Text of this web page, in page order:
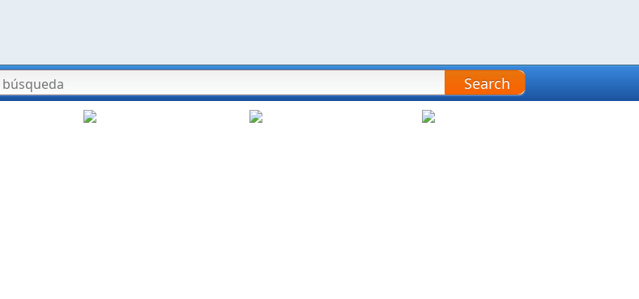
Search